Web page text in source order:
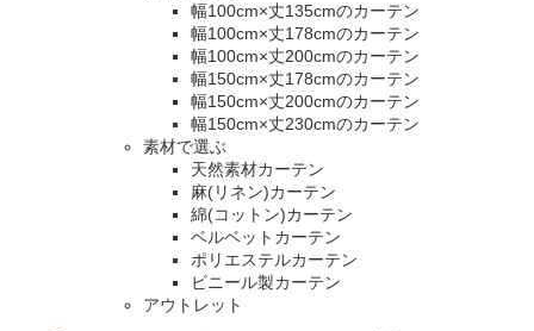
幅100cm×丈135cmのカーテン
幅100cm×丈178cmのカーテン
幅100cm×丈200cmのカーテン
幅150cm×丈178cmのカーテン
幅150cm×丈200cmのカーテン
幅150cm×丈230cmのカーテン
素材で選ぶ
天然素材カーテン
麻(リネン)カーテン
綿(コットン)カーテン
ベルベットカーテン
ポリエステルカーテン
ビニール製カーテン
アウトレット